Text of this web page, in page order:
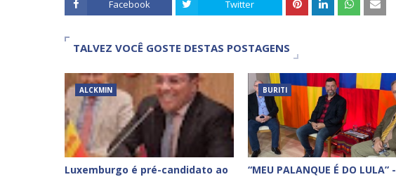
Facebook Twitter
TALVEZ VOCÊ GOSTE DESTAS POSTAGENS
ALCKMIN
Luxemburgo é pré-candidato ao
BURITI
“MEU PALANQUE É DO LULA” -